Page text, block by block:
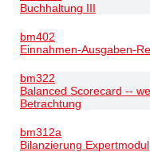
Buchhaltung III
bm402
Einnahmen-Ausgaben-
bm322
Balanced Scorecard --
Betrachtung
bm312a
Bilanzierung Expertmodul